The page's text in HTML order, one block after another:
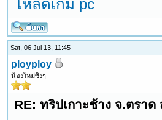
โหลดเกม pc
Sat, 06 Jul 13, 11:45
ployploy
น้องใหม่ซิงๆ
RE: ทริปเกาะช้าง จ.ตรา